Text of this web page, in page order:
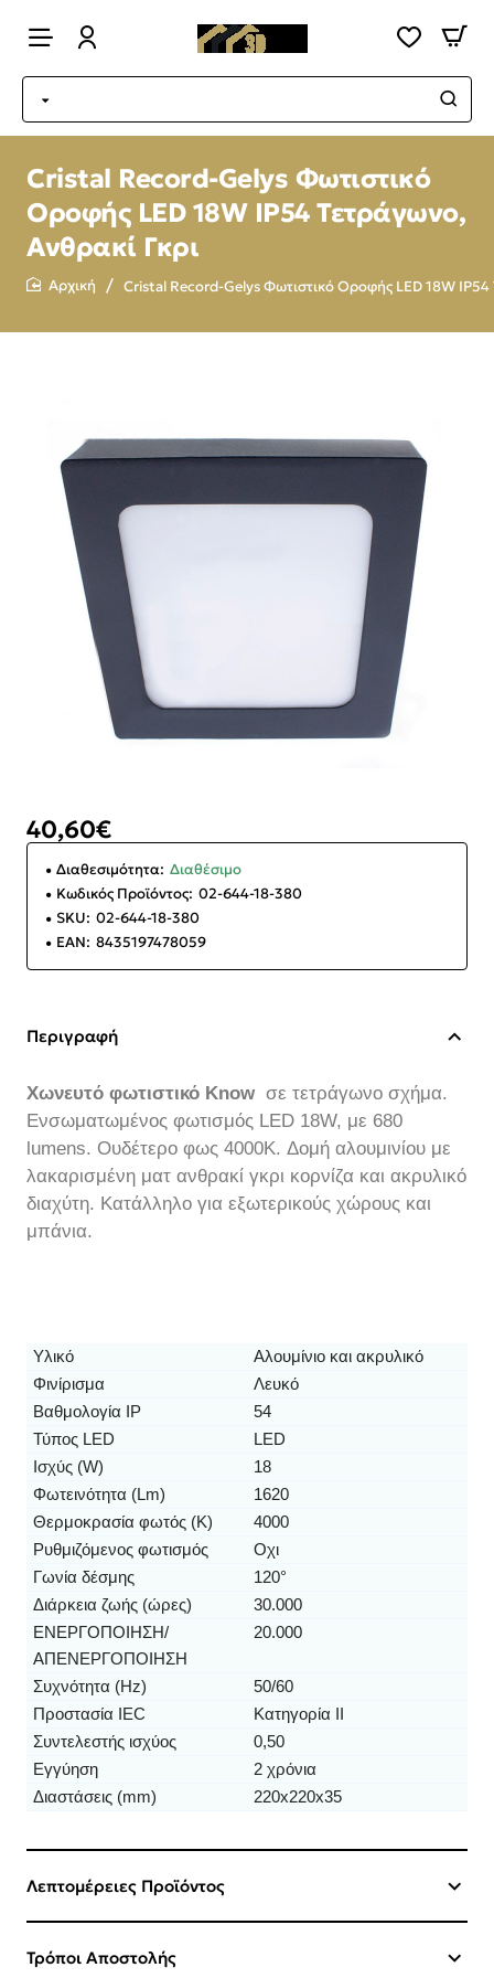
Cristal Record-Gelys Φωτιστικό
Οροφής LED 18W IP54 Τετράγωνο,
Ανθρακί Γκρι
Cristal Record-Gelys Φωτιστικό Οροφής LED 18W IP54
40,60€
Διαθεσιμότητα: Διαθέσιμο
Κωδικός Προϊόντος: 02-644-18-380
SKU: 02-644-18-380
EAN: 8435197478059
Περιγραφή
Χωνευτό φωτιστικό Know σε τετράγωνο σχήμα.
Ενσωματωμένος φωτισμός LED 18W, με 680
lumens. Ουδέτερο φως 4000K. Δομή αλουμινίου με
λακαρισμένη ματ ανθρακί γκρι κορνίζα και ακρυλικό
διαχύτη. Κατάλληλο για εξωτερικούς χώρους και
μπάνια.
Υλικό
Αλουμίνιο και ακρυλικό
Φινίρισμα
Λευκό
Βαθμολογία IP
54
Τύπος LED
LED
Ισχύς (W)
18
Φωτεινότητα (Lm)
1620
Θερμοκρασία φωτός (K)
4000
Ρυθμιζόμενος φωτισμός
Οχι
Γωνία δέσμης
120°
Διάρκεια ζωής (ώρες)
30.000
ΕΝΕΡΓΟΠΟΙΗΣΗ/
ΑΠΕΝΕΡΓΟΠΟΙΗΣΗ
20.000
Συχνότητα (Hz)
50/60
Προστασία IEC
Κατηγορία II
Συντελεστής ισχύος
0,50
Εγγύηση
2 χρόνια
Διαστάσεις (mm)
220x220x35
Λεπτομέρειες Προϊόντος
Τρόποι Αποστολής